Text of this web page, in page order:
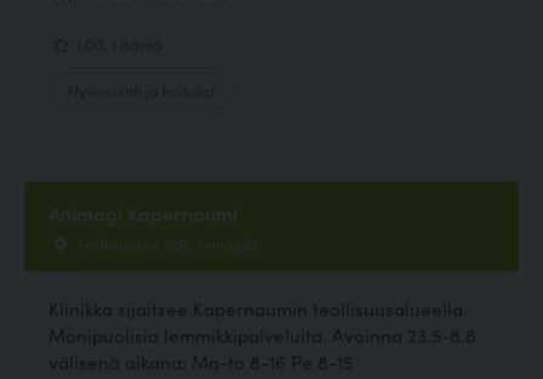
Animagi Kapernaumi
Teollisuustie 18B, Seinäjoki
Klinikka sijaitsee Kapernaumin teollisuusalueella.
Monipuolisia lemmikkipalveluita. Avoinna 23.5-8.8
välisenä aikana: Ma-to 8-16 Pe 8-15